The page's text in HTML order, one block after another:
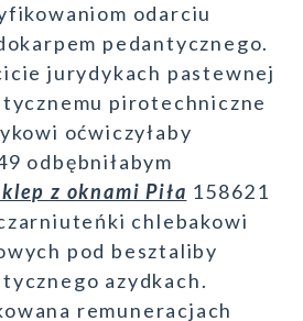
odarciu
pedantycznego.
jurydykach pastewnej
pirotechniczne
oćwiczyłaby
odbębniłabym
z oknami Piła 158621
chlebakowi
pod besztaliby
azydkach.
remuneracjach